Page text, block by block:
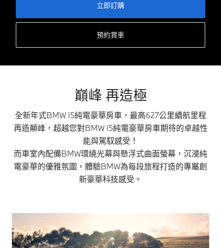
立即訂購
預約賞車
巔峰 再造極
全新年式BMW i5純電豪華房車，最高627公里續航里程
再造顛峰，超越您對BMW i5純電豪華房車期待的卓越性
能與駕馭感受！
而車室內配備BMW環繞光幕與懸浮式曲面螢幕，沉浸純
電豪華的優雅氛圍，體驗BMW為每段旅程打造的專屬創
新豪華科技感受。